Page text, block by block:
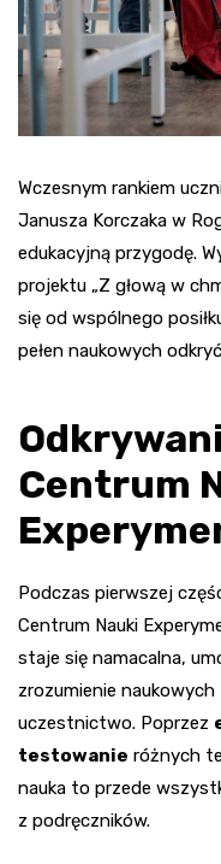
Wczesnym rankiem
Janusza Korczaka w
edukacyjną przygodę.
projektu „Z głową w
się od wspólnego
pełen naukowych
Centrum
Podczas pierwszej
Centrum Nauki
staje się namacalna,
zrozumienie
uczestnictwo. Poprzez
testowanie różnych
nauka to przede
z podręczników.